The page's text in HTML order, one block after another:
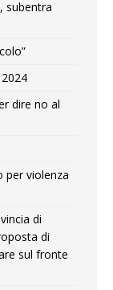
subentra
dire no al
per violenza
di
di
sul fronte